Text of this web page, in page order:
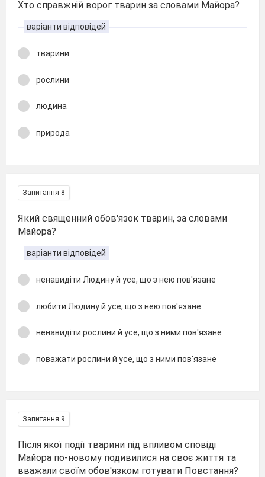
Хто справжній ворог тварин за словами Майора?
варіанти відповідей
тварини
рослини
людина
природа
Запитання 8
Який священний обов'язок тварин, за словами
Майора?
варіанти відповідей
ненавидіти Людину й усе, що з нею пов'язане
любити Людину й усе, що з нею пов'язане
ненавидіти рослини й усе, що з ними пов'язане
поважати рослини й усе, що з ними пов'язане
Запитання 9
Після якої події тварини під впливом сповіді
Майора по-новому подивилися на своє життя та
вважали своїм обов'язком готувати Повстання?